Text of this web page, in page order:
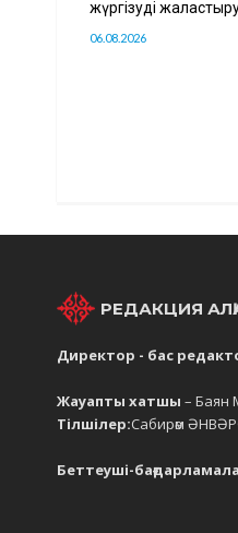
жүргізуді
06.08.2026
РЕДАКЦИЯ
Директор - бас
Жауапты хатшы – Баян
Тілшілер:Сабирәм
Беттеуші-